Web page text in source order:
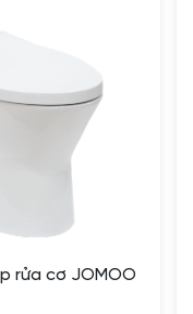
rửa cơ JOMOO